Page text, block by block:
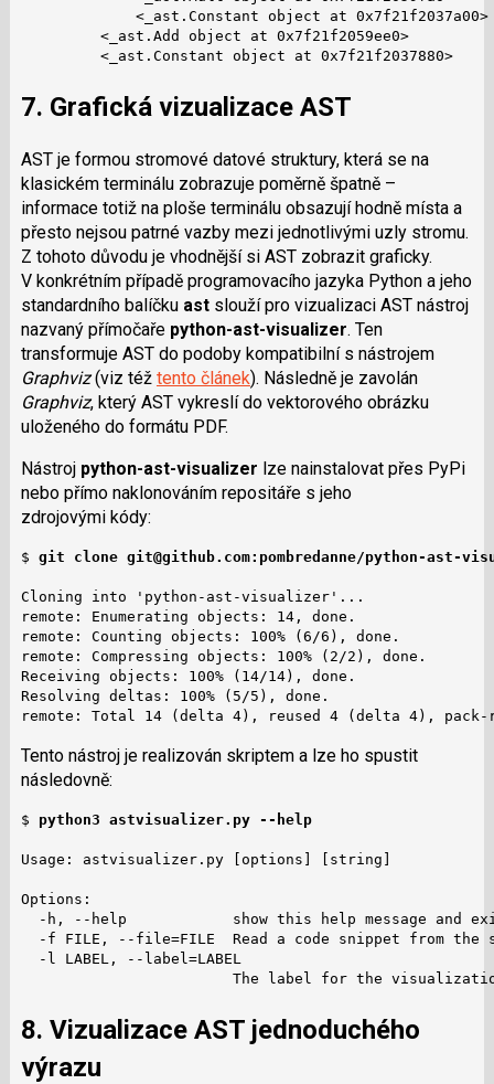
             <_ast.Constant object at 0x7f21f2037a00>
         <_ast.Add object at 0x7f21f2059ee0>
         <_ast.Constant object at 0x7f21f2037880>
7. Grafická vizualizace AST
AST je formou stromové datové struktury, která se na
klasickém terminálu zobrazuje poměrně špatně –
informace totiž na ploše terminálu obsazují hodně místa a
přesto nejsou patrné vazby mezi jednotlivými uzly stromu.
Z tohoto důvodu je vhodnější si AST zobrazit graficky.
V konkrétním případě programovacího jazyka Python a jeho
standardního balíčku astslouží pro vizualizaci AST nástroj
nazvaný přímočaře python-ast-visualizer. Ten
transformuje AST do podoby kompatibilní s nástrojem
Graphviz(viz též tento článek). Následně je zavolán
Graphviz, který AST vykreslí do vektorového obrázku
uloženého do formátu PDF.
Nástroj python-ast-visualizer lze nainstalovat přes PyPi
nebo přímo naklonováním repositáře s jeho
zdrojovými kódy:
$ git clone git@github.com:pombredanne/python-ast-
Cloning into 'python-ast-visualizer'...
remote: Enumerating objects: 14, done.
remote: Counting objects: 100% (6/6), done.
remote: Compressing objects: 100% (2/2), done.
Receiving objects: 100% (14/14), done.
Resolving deltas: 100% (5/5), done.
remote: Total 14 (delta 4), reused 4 (delta 4), pack-
Tento nástroj je realizován skriptem a lze ho spustit
následovně:
$ python3 astvisualizer.py --help
Usage: astvisualizer.py [options] [string]
Options:
-h, --help            show this help message and
-f FILE, --file=FILE  Read a code snippet from the
  -l LABEL, --label=LABEL
The label for the
8. Vizualizace AST jednoduchého
výrazu